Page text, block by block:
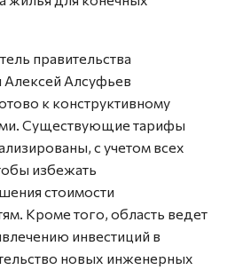
правительства
Алексей Алсуфьев
к конструктивному
Существующие тарифы
с учетом всех
избежать
стоимости
Кроме того, область ведет
инвестиций в
новых инженерных